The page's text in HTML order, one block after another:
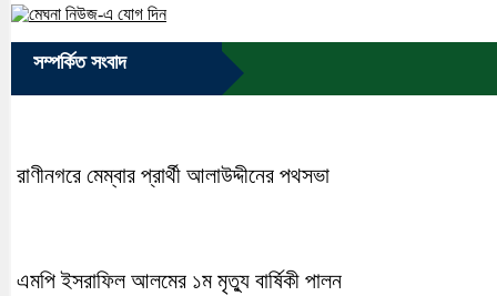
সম্পর্কিত সংবাদ
রাণীনগরে মেম্বার প্রার্থী আলাউদ্দীনের পথসভা
এমপি ইসরাফিল আলমের ১ম মৃত্যু বার্ষিকী পালন